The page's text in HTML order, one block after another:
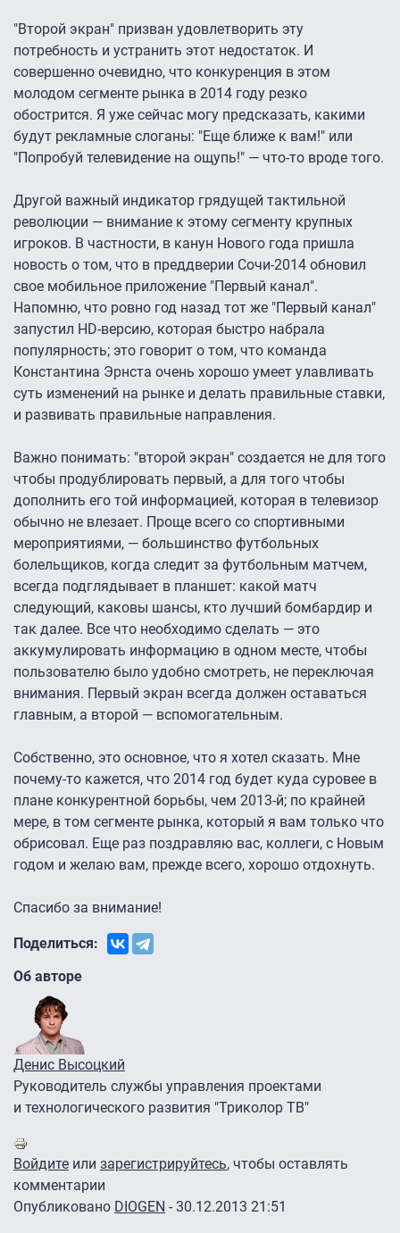
"Второй экран" призван удовлетворить эту
потребность и устранить этот недостаток. И
совершенно очевидно, что конкуренция в этом
молодом сегменте рынка в 2014 году резко
обострится. Я уже сейчас могу предсказать, какими
будут рекламные слоганы: "Еще ближе к вам!" или
"Попробуй телевидение на ощупь!" — что-то вроде того.
Другой важный индикатор грядущей тактильной
революции — внимание к этому сегменту крупных
игроков. В частности, в канун Нового года пришла
новость о том, что в преддверии Сочи-2014 обновил
свое мобильное приложение "Первый канал".
Напомню, что ровно год назад тот же "Первый канал"
запустил HD-версию, которая быстро набрала
популярность; это говорит о том, что команда
Константина Эрнста очень хорошо умеет улавливать
суть изменений на рынке и делать правильные ставки,
и развивать правильные направления.
Важно понимать: "второй экран" создается не для того
чтобы продублировать первый, а для того чтобы
дополнить его той информацией, которая в телевизор
обычно не влезает. Проще всего со спортивными
мероприятиями, — большинство футбольных
болельщиков, когда следит за футбольным матчем,
всегда подглядывает в планшет: какой матч
следующий, каковы шансы, кто лучший бомбардир и
так далее. Все что необходимо сделать — это
аккумулировать информацию в одном месте, чтобы
пользователю было удобно смотреть, не переключая
внимания. Первый экран всегда должен оставаться
главным, а второй — вспомогательным.
Собственно, это основное, что я хотел сказать. Мне
почему-то кажется, что 2014 год будет куда суровее в
плане конкурентной борьбы, чем 2013-й; по крайней
мере, в том сегменте рынка, который я вам только что
обрисовал. Еще раз поздравляю вас, коллеги, с Новым
годом и желаю вам, прежде всего, хорошо отдохнуть.
Спасибо за внимание!
Поделиться:
Об авторе
Денис Высоцкий
Руководитель службы управления проектами
и технологического развития "Триколор ТВ"
Войдите или зарегистрируйтесь, чтобы оставлять
комментарии
Опубликовано DIOGEN - 30.12.2013 21:51